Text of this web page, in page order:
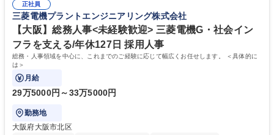
幅広い業務の体得が可能で、多様なキャリアパスを描くことも可能です。
募集職種 【総務】未経験歓迎◎/リモート可/世界で唯一の事業/福利厚生◎/
再雇用有
対処できる・新しいことに興味関心がある 【魅力】■自己啓発支援：資格
取得や通信教育など費用の80%（年間25万円まで）を補助 ■住宅手当：家
賃の50%（月額7万円まで）を補助 学歴・資格 学歴：大学院 大学 語学
力： 資格：
正社員
三菱電機プラントエンジニアリング株式会社
【大阪】総務人事<未経験歓迎> 三菱電機G・社会イン
フラを支える/年休127日 採用人事
総務・人事領域を中心に、これまでのご経験に応じて幅広くお任せします。 ＜具体的に
は＞
月給
29万5000円～33万5000円
勤務地
大阪府大阪市北区